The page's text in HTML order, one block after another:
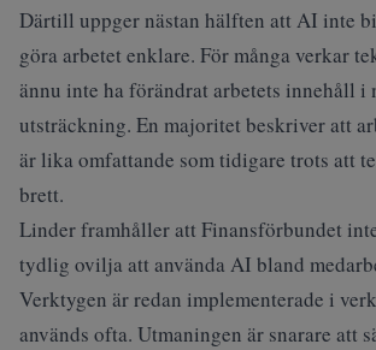
Därtill uppger nästan hälften att AI inte
göra arbetet enklare. För många verkar
ännu inte ha förändrat arbetets innehåll i
utsträckning. En majoritet beskriver att
är lika omfattande som tidigare trots att
brett.
Linder framhåller att Finansförbundet
tydlig ovilja att använda AI bland
Verktygen är redan implementerade i
används ofta. Utmaningen är snarare att